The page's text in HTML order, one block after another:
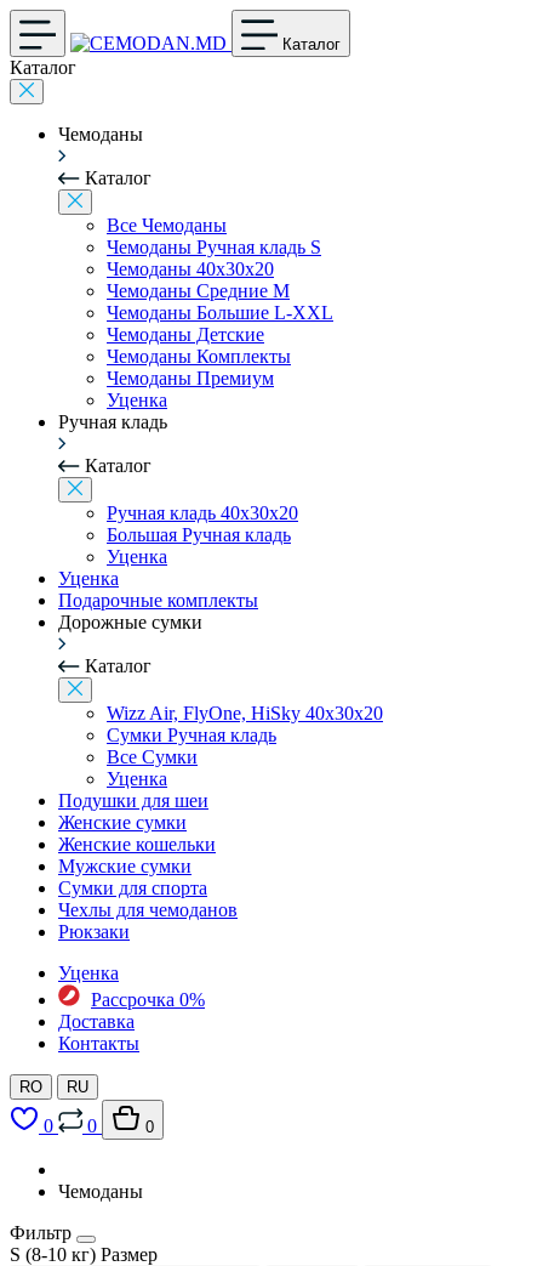
Каталог
Каталог
Чемоданы
Каталог
Все Чемоданы
Чемоданы Ручная кладь S
Чемоданы 40x30x20
Чемоданы Средние M
Чемоданы Большие L-XXL
Чемоданы Детские
Чемоданы Комплекты
Чемоданы Премиум
Уценка
Ручная кладь
Каталог
Ручная кладь 40x30x20
Большая Ручная кладь
Уценка
Уценка
Подарочные комплекты
Дорожные сумки
Каталог
Wizz Air, FlyOne, HiSky 40x30x20
Сумки Ручная кладь
Все Сумки
Уценка
Подушки для шеи
Женские сумки
Женские кошельки
Мужские сумки
Сумки для спорта
Чехлы для чемоданов
Рюкзаки
Уценка
Рассрочка 0%
Доставка
Контакты
RO RU
0 0 0
Чемоданы
Фильтр
S (8-10 кг) Размер